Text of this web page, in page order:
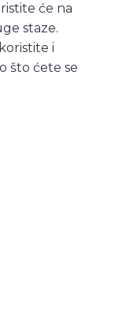
će na
staze.
i
što ćete se